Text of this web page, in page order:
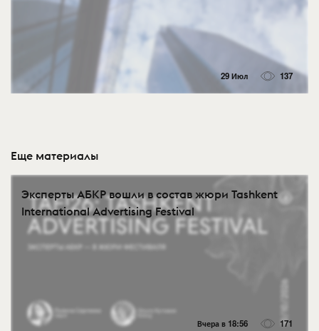
29 Июл 137
Еще материалы
Эксперты АБКР вошли в состав жюри Tashkent
International Advertising Festival
Вчера в 18:56 171